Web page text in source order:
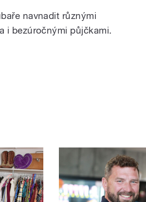
navnadit různými
i bezúročnými půjčkami.